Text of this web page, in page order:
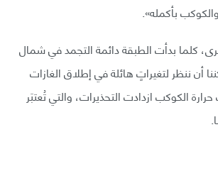
بأكمله».
كلما بدأت الطبقة دائمة التجمد في شمال
أن ننظر لتغيراتٍ هائلة في إطلاق الغازات
الكوكب ازدادت التحذيرات، والتي تُعتبَر